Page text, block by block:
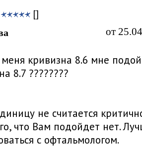
[]
от
кривизна 8.6 мне
8.7 ????????
не считается
что Вам подойдет нет.
с офтальмологом.